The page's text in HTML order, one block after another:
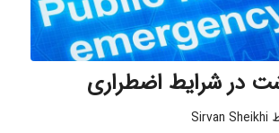
در شرایط اضطراری
Sirvan Sheikhi